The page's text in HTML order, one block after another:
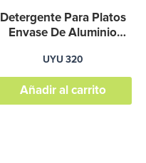
Detergente Para Platos
Envase De Aluminio
UYU 320
Añadir al carrito